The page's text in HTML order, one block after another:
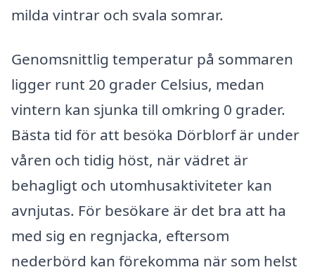
milda vintrar och svala somrar.
Genomsnittlig temperatur på sommaren
ligger runt 20 grader Celsius, medan
vintern kan sjunka till omkring 0 grader.
Bästa tid för att besöka Dörblorf är under
våren och tidig höst, när vädret är
behagligt och utomhusaktiviteter kan
avnjutas. För besökare är det bra att ha
med sig en regnjacka, eftersom
nederbörd kan förekomma när som helst